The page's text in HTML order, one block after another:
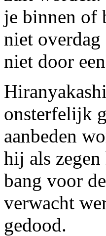
je binnen of
niet overdag
niet door
onsterfelijk
aanbeden
hij als
bang voor
verwacht
gedood.